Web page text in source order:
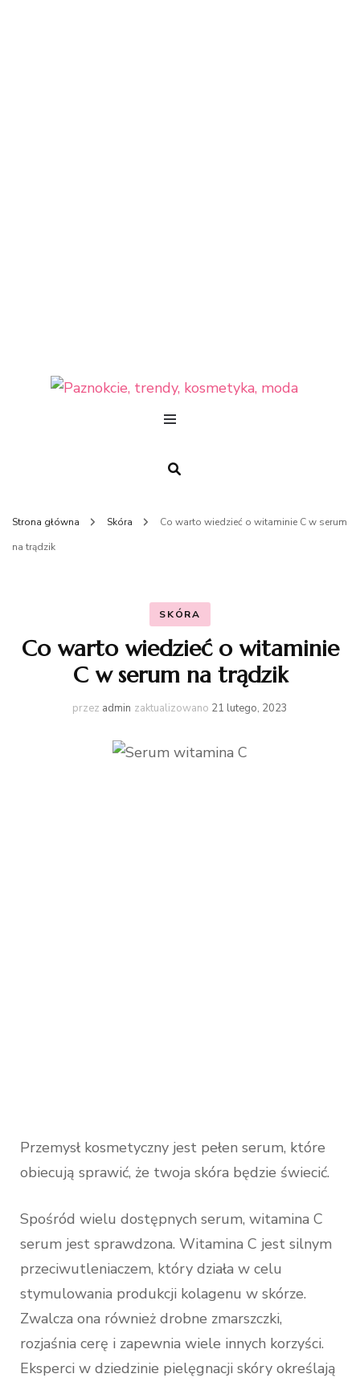
Strona główna Skóra
Co warto wiedzieć o witaminie C w serum
na trądzik
SKÓRA
Co warto wiedzieć o witaminie
C w serum na trądzik
przez admin zaktualizowano 21 lutego, 2023
Przemysł kosmetyczny jest pełen serum, które
obiecują sprawić, że twoja skóra będzie świecić.
Spośród wielu dostępnych serum, witamina C
serum jest sprawdzona. Witamina C jest silnym
przeciwutleniaczem, który działa w celu
stymulowania produkcji kolagenu w skórze.
Zwalcza ona również drobne zmarszczki,
rozjaśnia cerę i zapewnia wiele innych korzyści.
Eksperci w dziedzinie pielęgnacji skóry określają